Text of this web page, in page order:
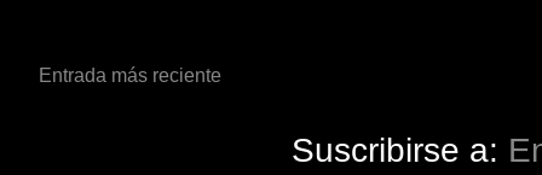
Entrada más reciente
Suscribirse a: